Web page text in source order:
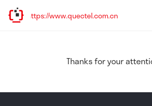
新址：https://www.quectel.com.cn
Thanks for your